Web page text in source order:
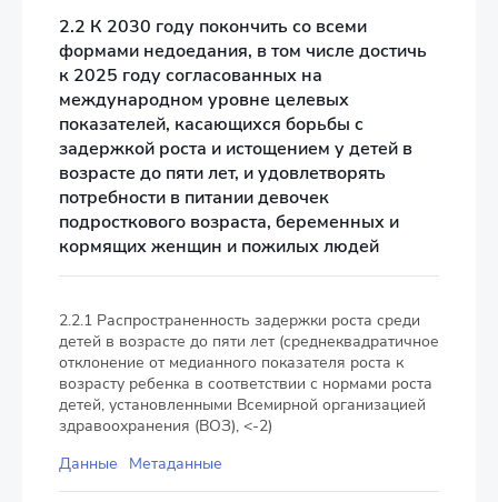
2.2 К 2030 году покончить со всеми
формами недоедания, в том числе достичь
к 2025 году согласованных на
международном уровне целевых
показателей, касающихся борьбы с
задержкой роста и истощением у детей в
возрасте до пяти лет, и удовлетворять
потребности в питании девочек
подросткового возраста, беременных и
кормящих женщин и пожилых людей
2.2.1 Распространенность задержки роста среди
детей в возрасте до пяти лет (среднеквадратичное
отклонение от медианного показателя роста к
возрасту ребенка в соответствии с нормами роста
детей, установленными Всемирной организацией
здравоохранения (ВОЗ), <-2)
Данные
Метаданные